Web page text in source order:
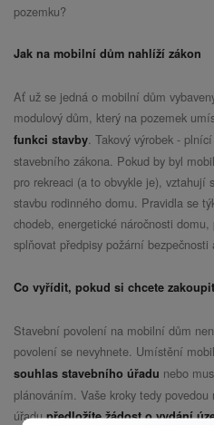
pozemku?
Jak na mobilní dům nahlíží zákon
Ať už se jedná o mobilní dům
modulový dům, který na pozemek
funkci stavby. Takový výrobek -
stavebního zákona. Pokud by byl
pro rekreaci (a to obvykle je), vztahují
stavbu rodinného domu. Pravidla se
chodeb, energetické náročnosti
splňovat předpisy požární bezpečnosti
Co vyřídit, pokud si chcete
Stavební povolení na mobilní dům
povolení se nevyhnete. Umístění
souhlas stavebního úřadu nebo
plánováním. Vaše kroky tedy
úřadupředložíte žádost o vydání